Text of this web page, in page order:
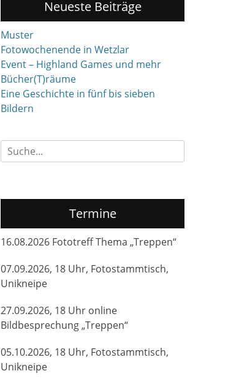
Neueste Beiträge
Muster
Fotowochenende in Wetzlar
Event – Highland Games und mehr
Bücher(T)räume
Eine Geschichte in fünf bis sieben
Bildern
Suchen
nach:
Termine
16.08.2026 Fototreff Thema „Treppen“
07.09.2026, 18 Uhr, Fotostammtisch,
Unikneipe
27.09.2026, 18 Uhr online
Bildbesprechung „Treppen“
05.10.2026, 18 Uhr, Fotostammtisch,
Unikneipe